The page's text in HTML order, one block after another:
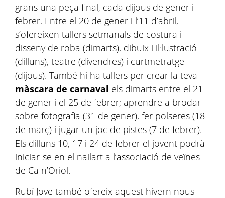
grans una peça final, cada dijous de gener i
febrer. Entre el 20 de gener i l’11 d’abril,
s’ofereixen tallers setmanals de costura i
disseny de roba (dimarts), dibuix i il·lustració
(dilluns), teatre (divendres) i curtmetratge
(dijous). També hi ha tallers per crear la teva
màscara de carnaval els dimarts entre el 21
de gener i el 25 de febrer; aprendre a brodar
sobre fotografia (31 de gener), fer polseres (18
de març) i jugar un joc de pistes (7 de febrer).
Els dilluns 10, 17 i 24 de febrer el jovent podrà
iniciar-se en el nailart a l’associació de veïnes
de Ca n’Oriol.
Rubí Jove també ofereix aquest hivern nous